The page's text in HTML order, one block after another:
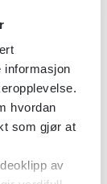
informasjon
hvordan
som gjør at
av
for
2019